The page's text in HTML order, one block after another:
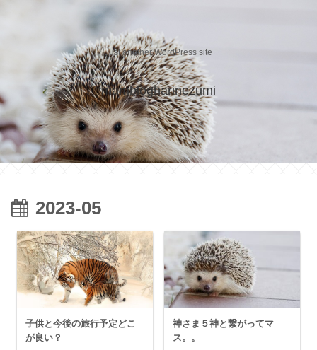
Just another WordPress site
mamblogharinezumi
2023-05
子供と今後の旅行予定どこ
が良い？
神さま５神と繋がってマ
ス。。